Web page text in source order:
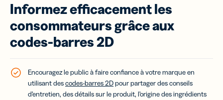
Informez efficacement les
consommateurs grâce aux
codes-barres 2D
Encouragez le public à faire confiance à votre marque en
utilisant descodes-barres 2Dpour partager des conseils
d’entretien, des détails sur le produit, l’origine des ingrédients